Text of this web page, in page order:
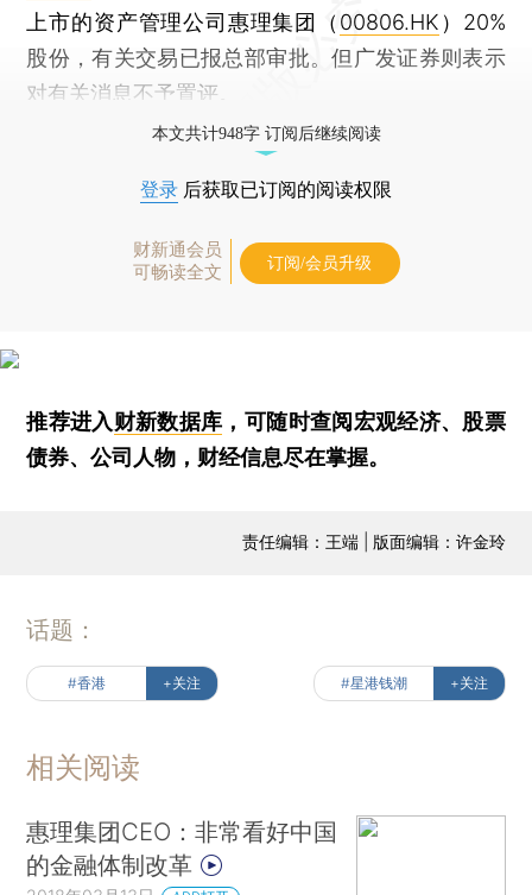
上市的资产管理公司惠理集团（ 00806.HK ）20%
股份，有关交易已报总部审批。但广发证券则表示
对有关消息不予置评。
本文共计948字 订阅后继续阅读
登录 后获取已订阅的阅读权限
财新通会员
可畅读全文
订阅/会员升级
推荐进入财新数据库 ，可随时查阅宏观经济、股票
债券、公司人物，财经信息尽在掌握。
责任编辑：王端 | 版面编辑：许金玲
话题：
#香港 +关注 #星港钱潮 +关注
相关阅读
惠理集团CEO：非常看好中国
的金融体制改革